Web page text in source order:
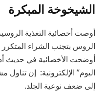
الشيخوخة المبكرة
أوصت أخصائية التغذية
الروس بتجنب الشراء
أوضحت الأخصائية في حديث
اليوم” الإلكترونية: إن
إلى ضعف نوعية الجلد.